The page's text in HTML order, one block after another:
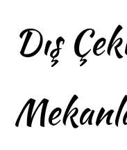
Dış